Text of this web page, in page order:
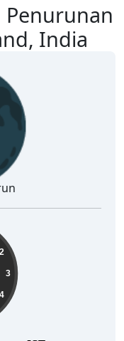
Penurunan
India
2
3
4